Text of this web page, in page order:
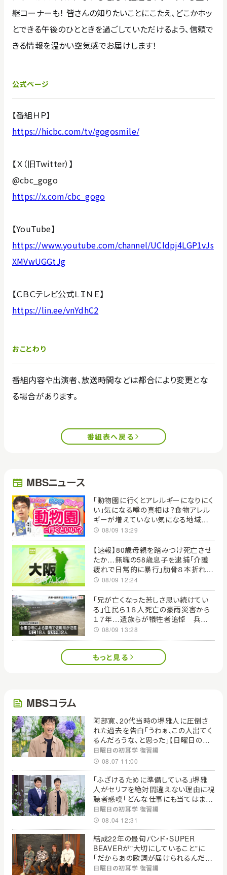
継コーナーも！ 皆さんの知りたいことにこたえ、どこかホッ
とできる午後のひとときを過ごしていただけるよう、信頼で
きる情報を温かい空気感でお届けします！
公式ページ
【番組ＨＰ】
https://hicbc.com/tv/gogosmile/
【Ｘ（旧Twitter）】
@cbc_gogo
https://x.com/cbc_gogo
【YouTube】
https://www.youtube.com/channel/UCldpj4LGP1vJs
XMVwUGGtJg
【ＣＢＣテレビ公式ＬＩＮＥ】
https://lin.ee/vnYdhC2
おことわり
番組内容や出演者、放送時間などは都合により変更とな
る場合があります。
番組表へ戻る
MBSニュース
「動物園に行くとアレルギーになりにく
い」気になる噂の真相は？食物アレル
ギーが増えていない気になる地域と
は？育児のギモンを小児科医に聞いて
みた 【ぼちぼち子育て】
08/09 13:29
【速報】80歳母親を踏みつけ死亡させ
たか…無職の58歳息子を逮捕「介護
疲れで日常的に暴行」肋骨８本折れ体
には多数の痕 大阪・岬町
08/09 12:24
「兄が亡くなった苦しさ思い続けてい
る」住民ら１８人死亡の豪雨災害から
１７年…遺族らが犠牲者追悼 兵庫・
佐用町
08/09 13:28
もっと見る
MBSコラム
阿部寛、20代当時の堺雅人に圧倒さ
れた過去を告白「うわぁ、この人出てく
るんだろうな、と思った」【日曜日の初
耳学】
日曜日の初耳学 復習編
08.07 11:00
「ふざけるために準備している」堺雅
人がセリフを絶対間違えない理由に視
聴者感嘆「どんな仕事にも当てはま
る」【日曜日の初耳学】
日曜日の初耳学 復習編
08.04 12:31
結成22年の最旬バンド・SUPER
BEAVERが"大切にしていること"に
「だからあの歌詞が届けられるんだ」
共感の声＜日曜日の初耳学＞
日曜日の初耳学 復習編